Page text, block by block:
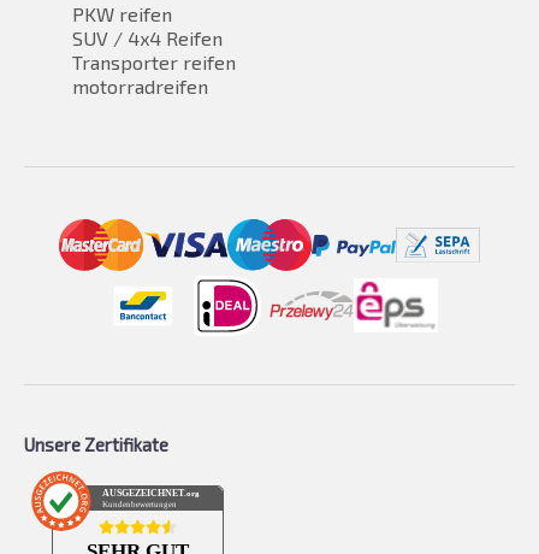
PKW reifen
SUV / 4x4 Reifen
Transporter reifen
motorradreifen
Unsere Zertifikate
AUSGEZEICHNET.org
Kundenbewertungen